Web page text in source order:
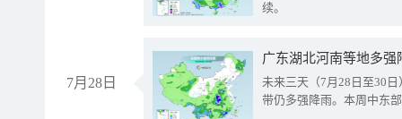
续。
7月28日
广东湖北河南等地多
未来三天（7月28日至30
带仍多强降雨。本周中东